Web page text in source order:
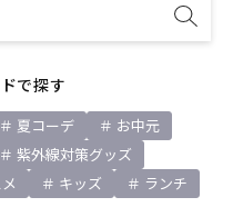
で探す
夏コーデ
お中元
紫外線対策グッズ
キッズ ランチ